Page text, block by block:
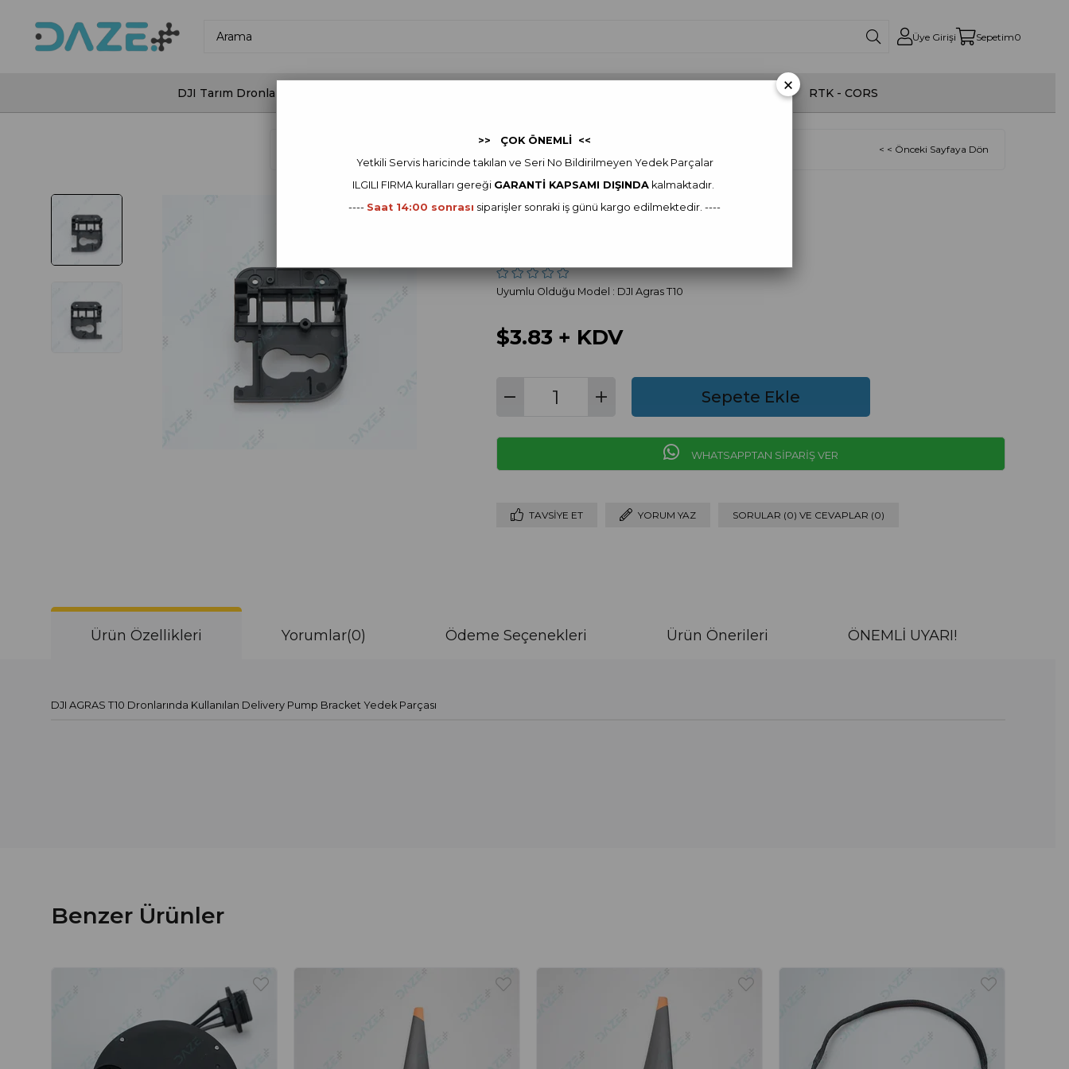
Üye Girişi Sepetim0
DJI Tarım Dronları Otonom İlaçlama RTK - CORS
DJI Agras T10 Yedek Parça < < Önceki Sayfaya Dön
DJI
Uyumlu Olduğu Model : DJI Agras T10
$3.83 + KDV
WHATSAPPTAN SİPARİŞ VER
TAVSIYE ET YORUM YAZ SORULAR (0) VE CEVAPLAR (0)
Ürün Özellikleri Yorumlar(0) Ödeme Seçenekleri Ürün Önerileri ÖNEMLİ UYARI!
DJI AGRAS T10 Dronlarında Kullanılan Delivery Pump Bracket Yedek Parçası
Benzer Ürünler
×
>> ÇOK ÖNEMLİ <<
Yetkili Servis haricinde takılan ve Seri No Bildirilmeyen Yedek Parçalar
ILGILI FIRMA kuralları gereği GARANTİ KAPSAMI DIŞINDA kalmaktadır.
---- Saat 14:00 sonrası siparişler sonraki iş günü kargo edilmektedir. ----